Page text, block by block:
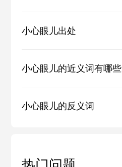
小心眼儿出处
小心眼儿的近义词有哪些
小心眼儿的反义词